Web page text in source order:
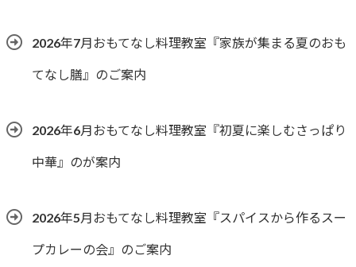
2026年7月おもてなし料理教室『家族が集まる夏のおも
てなし膳』のご案内
2026年6月おもてなし料理教室『初夏に楽しむさっぱり
中華』のが案内
2026年5月おもてなし料理教室『スパイスから作るスー
プカレーの会』のご案内